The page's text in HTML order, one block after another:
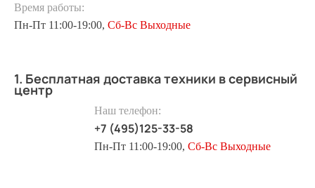
Время работы:
Пн-Пт 11:00-19:00, Сб-Вс Выходные
1. Бесплатная доставка техники в сервисный
центр
Наш телефон:
+7 (495)125-33-58
Пн-Пт 11:00-19:00, Сб-Вс Выходные